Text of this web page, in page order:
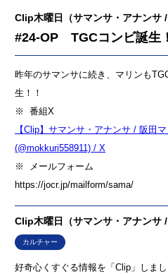
Clip木曜日（サマンサ・アナンサ /
#24-OP TGCコンビ誕生
昨年のサマンサに続き、マリンも
生！！
※ 番組X
【Clip】サマンサ・アナンサ / 阪田
(@mokkuri558911) / X
※ メールフォーム
https://jocr.jp/mailform/sama/
Clip木曜日（サマンサ・アナンサ /
カルチャー
好奇心くすぐる情報を「Clip」しま